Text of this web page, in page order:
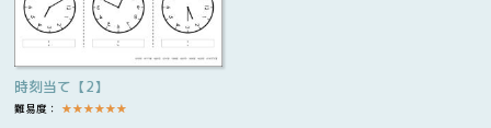
時刻当て【2】
難易度： ★★★★★★